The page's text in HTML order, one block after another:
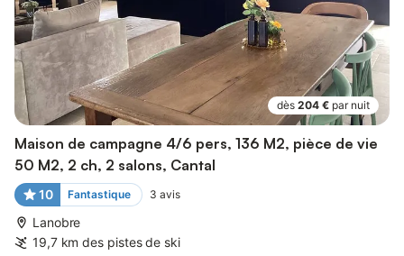
dès 204 € par nuit
Maison de campagne 4/6 pers, 136 M2, pièce de vie
50 M2, 2 ch, 2 salons, Cantal
10 Fantastique 3 avis
Lanobre
19,7 km des pistes de ski